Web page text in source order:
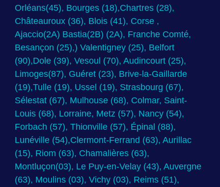
Orléans(45), Bourges (18),Chartres (28),
Châteauroux (36), Blois (41), Corse ,
Ajaccio(2A) Bastia(2B) (2A), Franche Comté,
Besançon (25),) Valentigney (25), Belfort
(90),Dole (39), Vesoul (70), Audincourt (25),
Limoges(87), Guéret (23), Brive-la-Gaillarde
(19),Tulle (19), Ussel (19), Strasbourg (67),
Sélestat (67), Mulhouse (68), Colmar, Saint-
Louis (68), Lorraine, Metz (57), Nancy (54),
Forbach (57), Thionville (57), Épinal (88),
Lunéville (54),Clermont-Ferrand (63), Aurillac
(15), Riom (63), Chamalières (63),
Montluçon(03), Le Puy-en-Velay (43), Auvergne
(63), Moulins (03), Vichy (03), Reims (51),